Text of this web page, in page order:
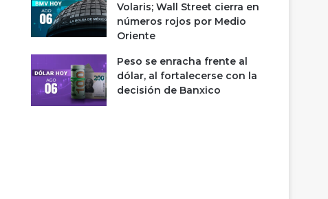
Volaris; Wall Street cierra en
números rojos por Medio
Oriente
Peso se enracha frente al
dólar, al fortalecerse con la
decisión de Banxico